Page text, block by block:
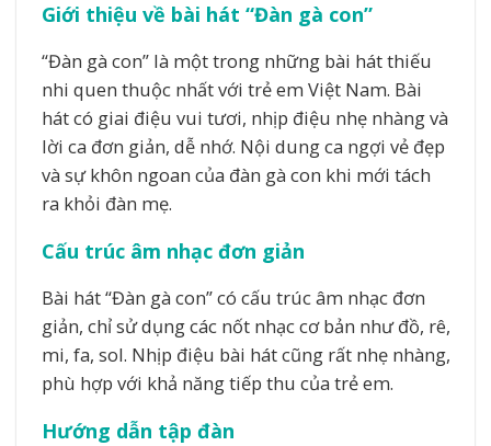
Giới thiệu về bài hát “Đàn gà con”
“Đàn gà con” là một trong những bài hát thiếu
nhi quen thuộc nhất với trẻ em Việt Nam. Bài
hát có giai điệu vui tươi, nhịp điệu nhẹ nhàng và
lời ca đơn giản, dễ nhớ. Nội dung ca ngợi vẻ đẹp
và sự khôn ngoan của đàn gà con khi mới tách
ra khỏi đàn mẹ.
Cấu trúc âm nhạc đơn giản
Bài hát “Đàn gà con” có cấu trúc âm nhạc đơn
giản, chỉ sử dụng các nốt nhạc cơ bản như đồ, rê,
mi, fa, sol. Nhịp điệu bài hát cũng rất nhẹ nhàng,
phù hợp với khả năng tiếp thu của trẻ em.
Hướng dẫn tập đàn